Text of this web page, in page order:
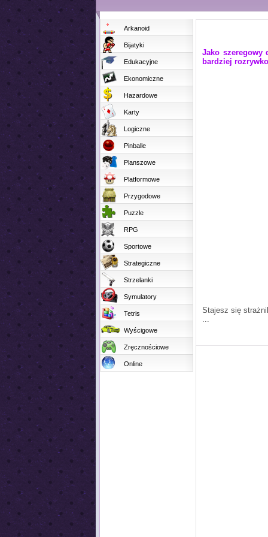
Arkanoid
Bijatyki
Edukacyjne
Ekonomiczne
Hazardowe
Karty
Logiczne
Pinballe
Planszowe
Platformowe
Przygodowe
Puzzle
RPG
Sportowe
Strategiczne
Strzelanki
Symulatory
Tetris
Wyścigowe
Zręcznościowe
Online
Jako szeregowy
bardziej
Stajesz się
...